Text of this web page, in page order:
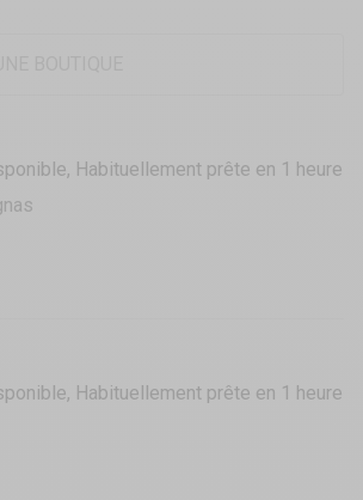
Habituellement prête en 1 heure
Habituellement prête en 1 heure